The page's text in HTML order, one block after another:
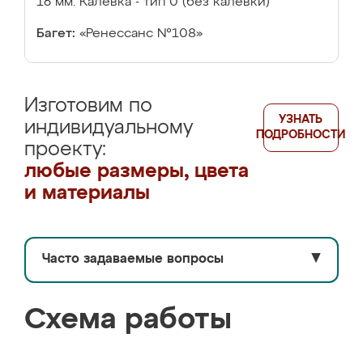
Багет: «Ренессанс №108»
Изготовим по
индивидуальному
проекту:
любые размеры, цвета
и материалы
УЗНАТЬ
ПОДРОБНОСТИ
Часто задаваемые вопросы ▼
Схема работы